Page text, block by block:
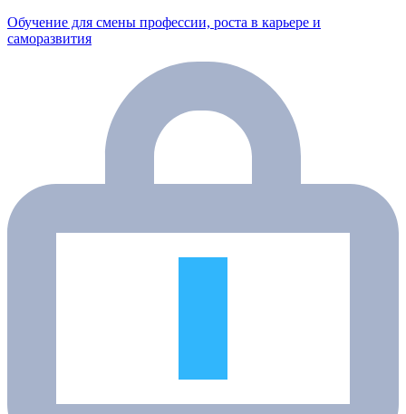
Обучение для смены профессии, роста в карьере и
саморазвития